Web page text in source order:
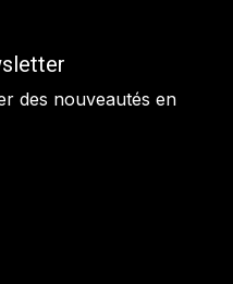
des nouveautés en